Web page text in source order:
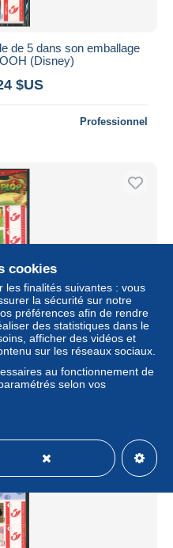
de 5 dans son emballage
(Disney)
$US
Professionnel
de 5 dans son emballage
$US
cookies
les finalités suivantes : vous
la sécurité sur notre
préférences afin de rendre
des statistiques dans le
afficher des vidéos et
sur les réseaux sociaux.
au fonctionnement de
selon vos